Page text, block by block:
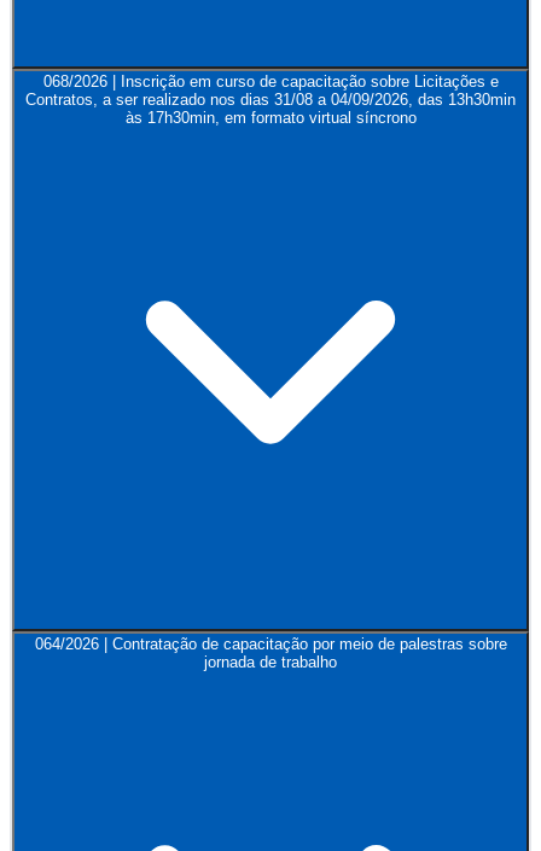
068/2026 | Inscrição em curso de capacitação sobre Licitações e
Contratos, a ser realizado nos dias 31/08 a 04/09/2026, das 13h30min
às 17h30min, em formato virtual síncrono
064/2026 | Contratação de capacitação por meio de palestras sobre
jornada de trabalho